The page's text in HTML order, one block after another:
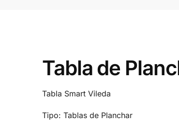
Tabla de
Tabla Smart Vileda
Tipo: Tablas de Planchar